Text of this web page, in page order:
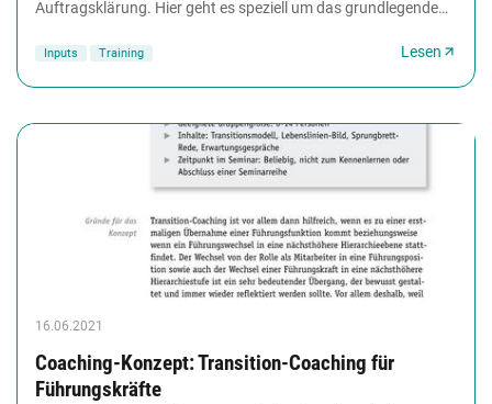
Auftragsklärung. Hier geht es speziell um das grundlegende
Inputs Training Lesen
16.06.2021
Coaching-Konzept: Transition-Coaching für
Führungskräfte